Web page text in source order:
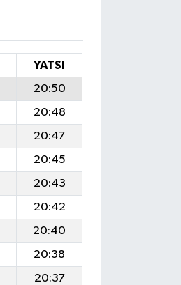
YATSI
20:50
20:48
20:47
20:45
20:43
20:42
20:40
20:38
20:37